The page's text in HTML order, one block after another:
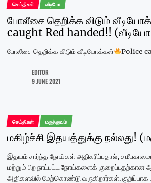
செய்திகள் வீடியோ
போலீசை தெறிக்க விடும்
caught Red handed!!
போலீசை தெறிக்க விடும் வீடியோக்கள் Police
EDITOR
9 JUNE 2021
செய்திகள் மருத்துவம்
மகிழ்ச்சி இதயத்துக்கு நல்லது!
இதயம் சார்ந்த நோய்கள் அதிகரிப்பதால்,
மற்றும் பிற நாட்பட்ட நோய்களைக் குறைப்பதற்கான
அதிகளவில் மேற்கொண்டு வருகிறார்கள்.